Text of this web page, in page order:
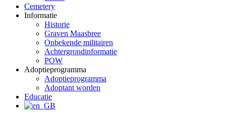
Cemetery
Informatie
Historie
Graven Maasbree
Onbekende militairen
Achtergrondinformatie
POW
Adoptieprogramma
Adoptieprogramma
Adoptant worden
Educatie